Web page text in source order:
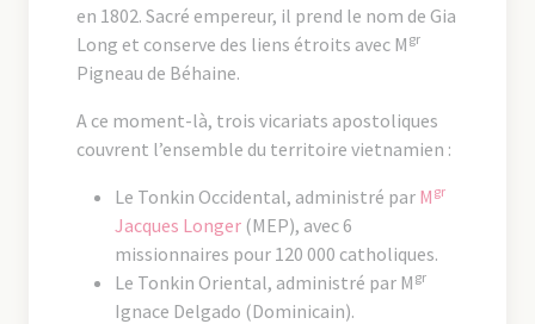
en 1802. Sacré empereur, il prend le nom de Gia
Long et conserve des liens étroits avec M gr
Pigneau de Béhaine.
A ce moment-là, trois vicariats apostoliques
couvrent l’ensemble du territoire vietnamien :
Le Tonkin Occidental, administré par M gr
Jacques Longer (MEP), avec 6
missionnaires pour 120 000 catholiques.
Le Tonkin Oriental, administré par M gr
Ignace Delgado (Dominicain).